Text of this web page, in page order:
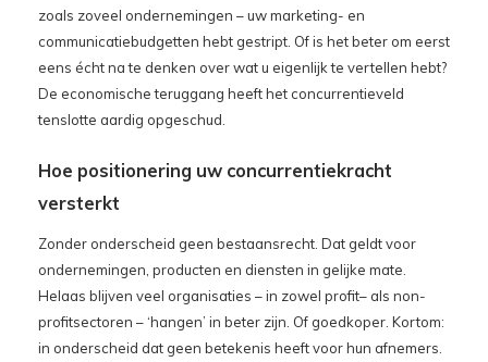
zoals zoveel ondernemingen – uw marketing- en
communicatiebudgetten hebt gestript. Of is het beter om eerst
eens écht na te denken over wat u eigenlijk te vertellen hebt?
De economische teruggang heeft het concurrentieveld
tenslotte aardig opgeschud.
Hoe positionering uw concurrentiekracht
versterkt
Zonder onderscheid geen bestaansrecht. Dat geldt voor
ondernemingen, producten en diensten in gelijke mate.
Helaas blijven veel organisaties – in zowel profit– als non-
profitsectoren – ‘hangen’ in beter zijn. Of goedkoper. Kortom:
in onderscheid dat geen betekenis heeft voor hun afnemers.